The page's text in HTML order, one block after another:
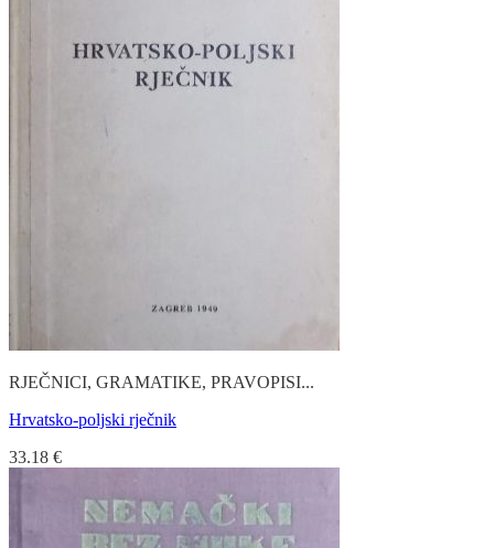
RJEČNICI, GRAMATIKE, PRAVOPISI...
Hrvatsko-poljski rječnik
33.18 €